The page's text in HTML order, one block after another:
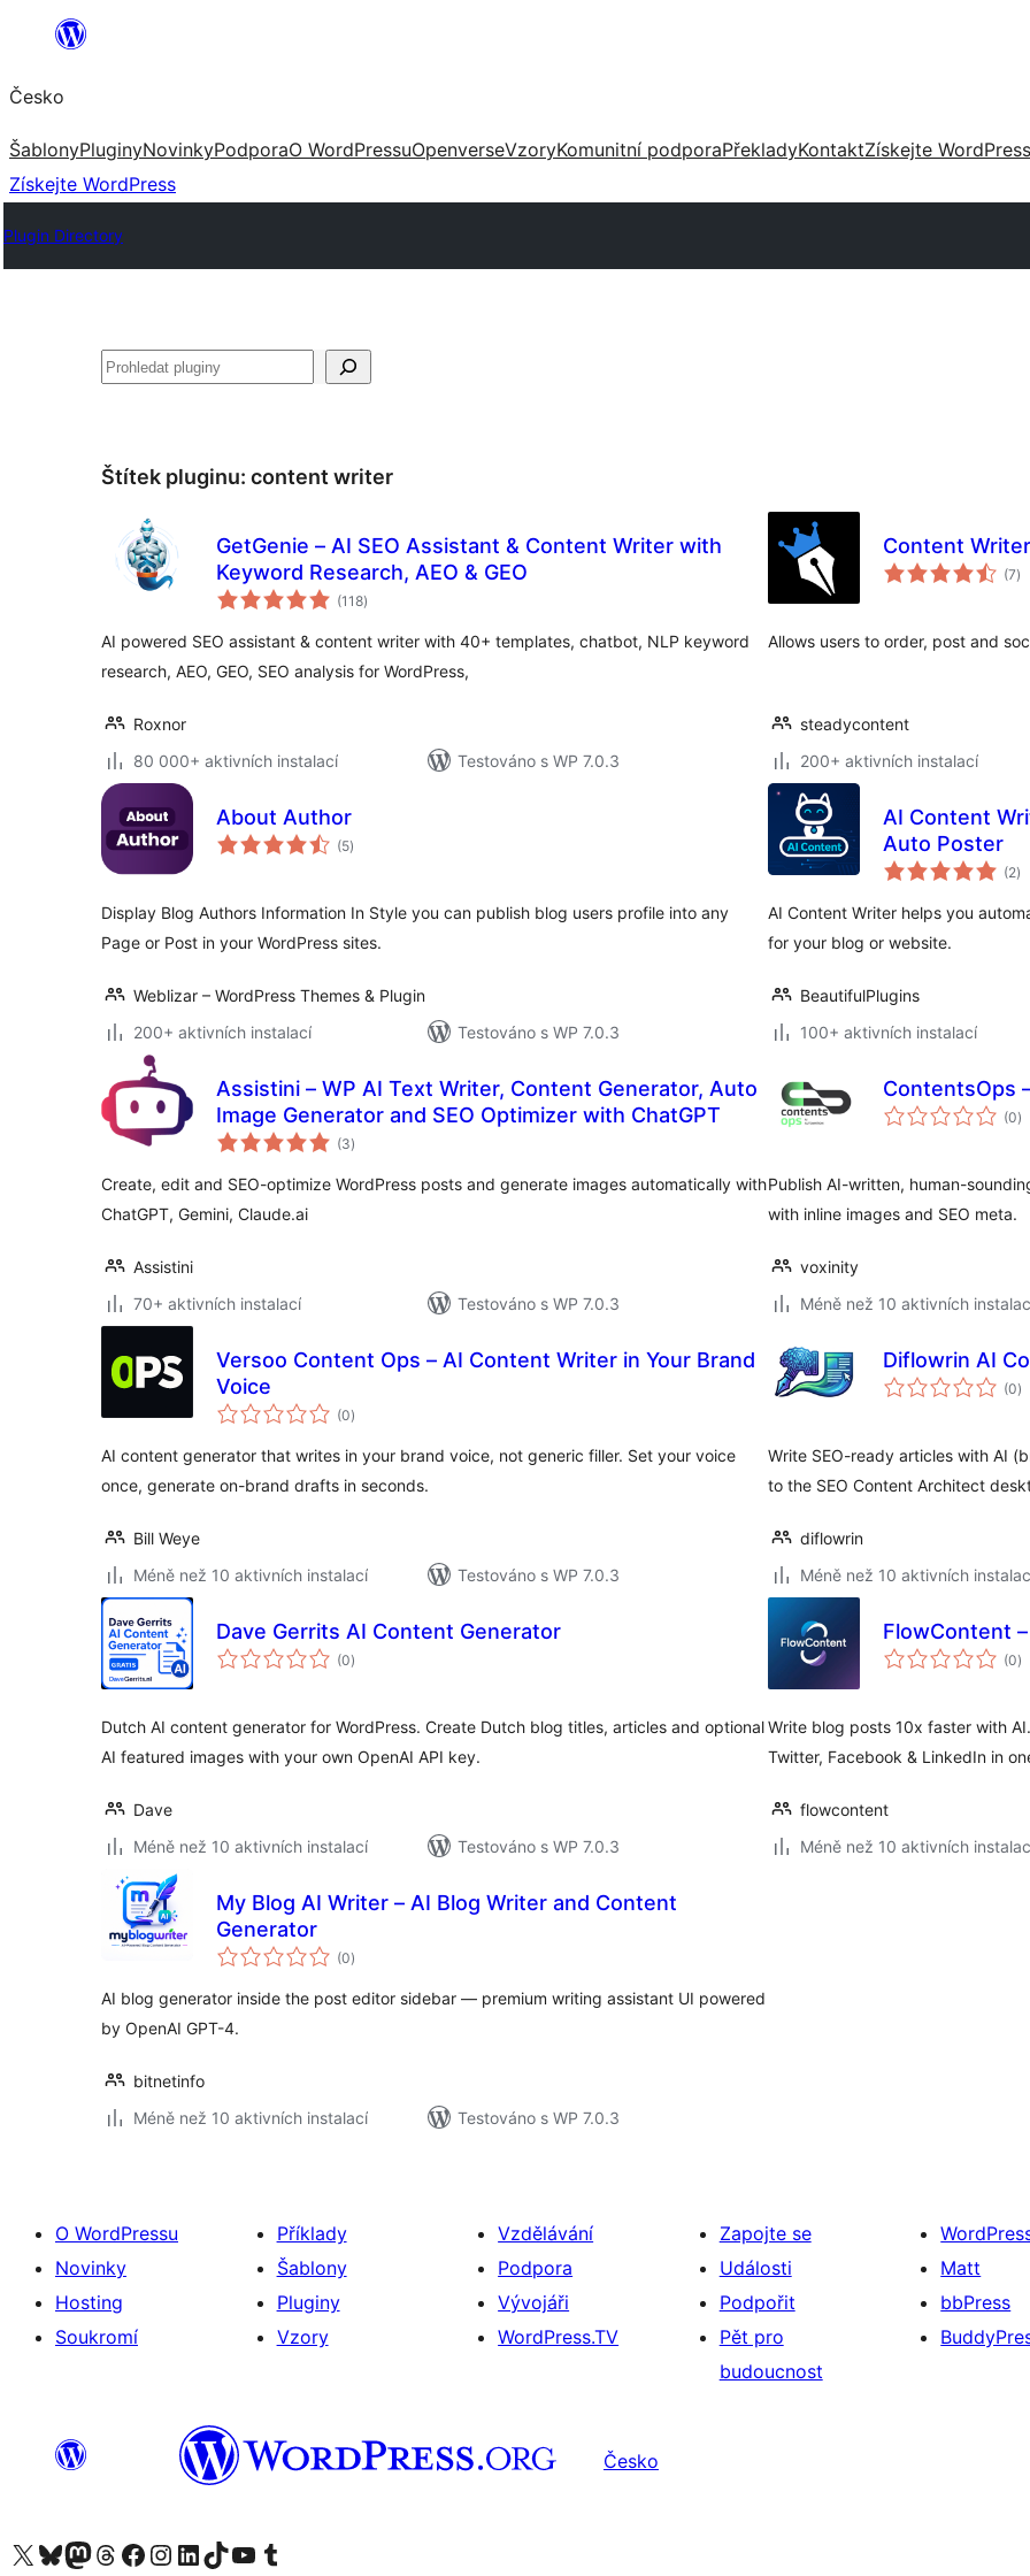
Přeskočit
obsah
Česko
ŠablonyPluginyNovinkyPodporaO WordPressuOpenverseVzoryKomunitní podporaPřekladyKontaktZískejte WordPress
Získejte WordPress
Plugin Directory
Hledat
Štítek pluginu: content writer
GetGenie – AI SEO Assistant & Content Writer with
Keyword Research, AEO & GEO
(118celkové
hodnocení
)
AI powered SEO assistant & content writer with 40+ templates, chatbot, NLP keyword
research, AEO, GEO, SEO analysis for WordPress,
Roxnor
80 000+ aktivních instalací
Testováno s WP 7.0.3
Content Writer
(7)
Allows users to order, post and
steadycontent
200+ aktivních instalací
About Author
(5celkové
hodnocení
)
Display Blog Authors Information In Style you can publish blog users profile into any
Page or Post in your WordPress sites.
Weblizar – WordPress Themes & Plugin
200+ aktivních instalací
Testováno s WP 7.0.3
AI Content
Auto Poster
(2)
AI Content Writer helps you
for your blog or website.
BeautifulPlugins
100+ aktivních instalací
Assistini – WP AI Text Writer, Content Generator, Auto
Image Generator and SEO Optimizer with ChatGPT
(3celkové
hodnocení
)
Create, edit and SEO-optimize WordPress posts and generate images automatically with
ChatGPT, Gemini, Claude.ai
Assistini
70+ aktivních instalací
Testováno s WP 7.0.3
ContentsOps
(0)
Publish AI-written, human-
with inline images and SEO meta.
voxinity
Méně než 10 aktivních
Versoo Content Ops – AI Content Writer in Your Brand
Voice
(0celkové
hodnocení
)
AI content generator that writes in your brand voice, not generic filler. Set your voice
once, generate on-brand drafts in seconds.
Bill Weye
Méně než 10 aktivních instalací
Testováno s WP 7.0.3
Diflowrin AI
(0)
Write SEO-ready articles with AI
to the SEO Content Architect
diflowrin
Méně než 10 aktivních
Dave Gerrits AI Content Generator
(0celkové
hodnocení
)
Dutch AI content generator for WordPress. Create Dutch blog titles, articles and optional
AI featured images with your own OpenAI API key.
Dave
Méně než 10 aktivních instalací
Testováno s WP 7.0.3
FlowContent
(0)
Write blog posts 10x faster with
Twitter, Facebook & LinkedIn in
flowcontent
Méně než 10 aktivních
My Blog AI Writer – AI Blog Writer and Content
Generator
(0celkové
hodnocení
)
AI blog generator inside the post editor sidebar — premium writing assistant UI powered
by OpenAI GPT-4.
bitnetinfo
Méně než 10 aktivních instalací
Testováno s WP 7.0.3
O WordPressu
Novinky
Hosting
Soukromí
Příklady
Šablony
Pluginy
Vzory
Vzdělávání
Podpora
Vývojáři
WordPress.TV
Zapojte se
Události
Podpořit
Pět pro
budoucnost
Matt
bbPress
Česko
Navštivte náš účet na X (dříve Twitter)
Navštivte náš Bluesky účetNavštivte náš účet Mastodon
Navštivte náš Threads účetNavštivte naši stránku na Facebooku
Navštivte náš Instagram účetNavštivte náš LinkedIn účetNavštivte náš TikTok účetNavštivte náš YouTube kanálNavštivte náš Tumblr účet